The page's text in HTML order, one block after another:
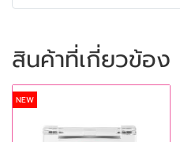
สินค้าที่เกี่ยวข้อง
NEW